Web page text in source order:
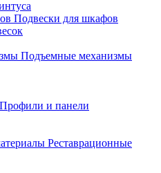
Подвески для шкафов
Подъемные механизмы
Профили и панели
Реставрационные